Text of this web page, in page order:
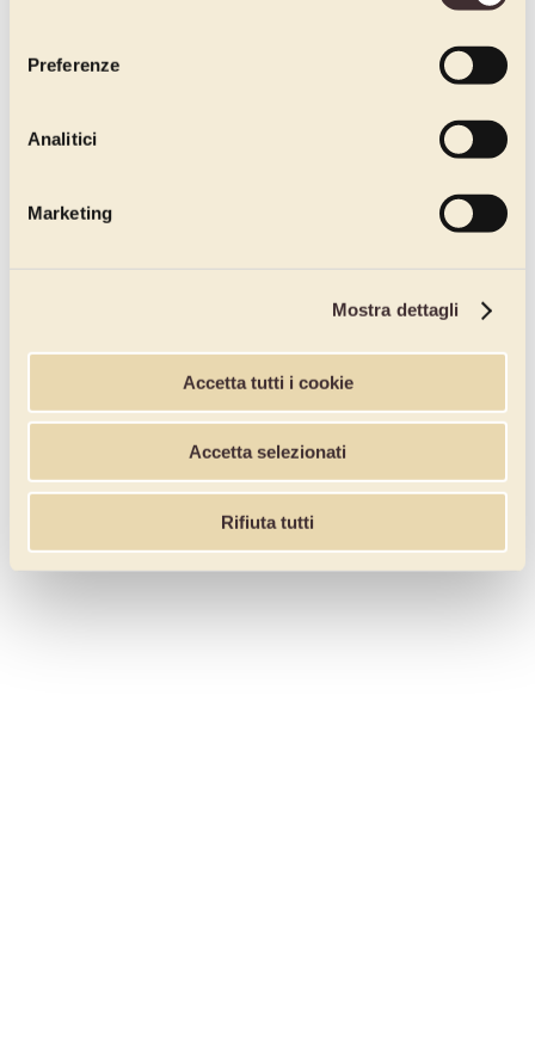
Preferenze
Analitici
Marketing
Mostra dettagli
Accetta tutti i cookie
Accetta selezionati
Rifiuta tutti